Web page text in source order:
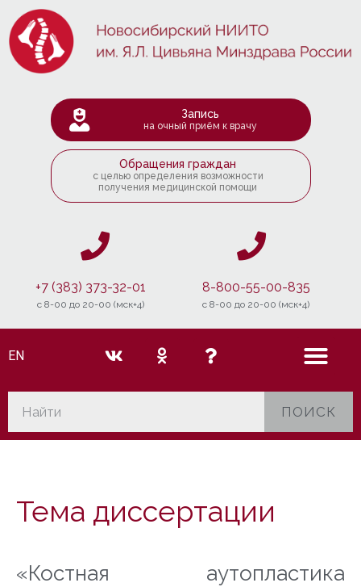
Запись
на очный приём к врачу
Обращения граждан
с целью определения возможности
получения медицинской помощи
+7 (383) 373-32-01
c 8-00 до 20-00 (мск+4)
8-800-55-00-835
c 8-00 до 20-00 (мск+4)
EN
ПОИСК
Тема диссертации
«Костная аутопластика